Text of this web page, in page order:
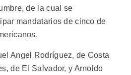
de la cual se
mandatarios de cinco de
Angel Rodríguez, de Costa
de El Salvador, y Arnoldo